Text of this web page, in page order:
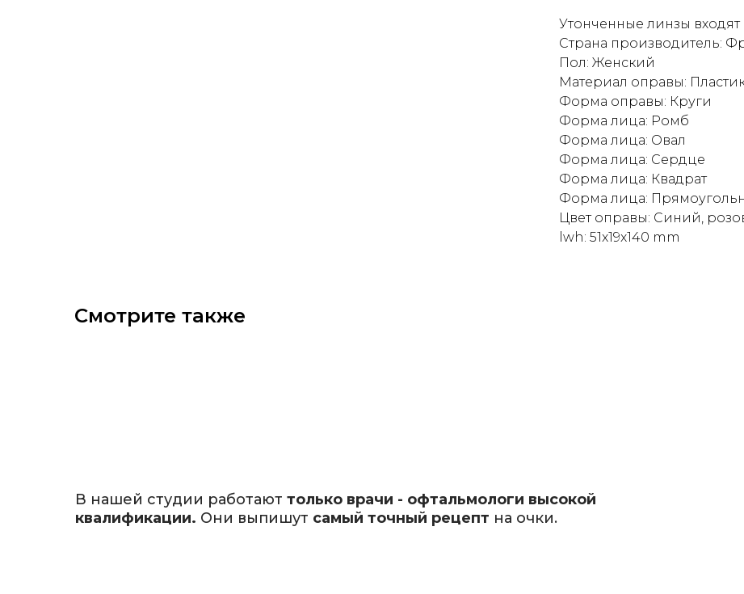
Утонченные линзы
Страна производитель:
Пол: Женский
Материал оправы:
Форма оправы: Круги
Форма лица: Ромб
Форма лица: Овал
Форма лица: Сердце
Форма лица: Квадрат
Форма лица:
Цвет оправы: Синий,
lwh: 51x19x140 mm
Смотрите также
В нашей студии работают только врачи - офтальмологи высокой
квалификации. Они выпишут самый точный рецепт на очки.